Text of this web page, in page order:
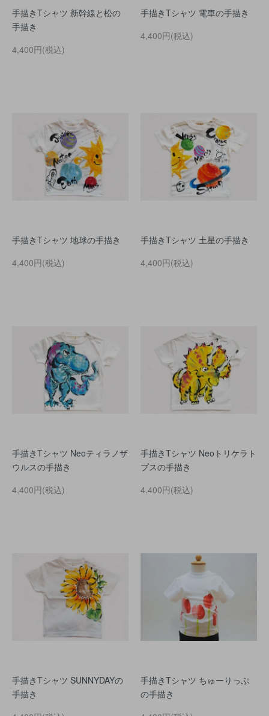
手描きTシャツ 新幹線と松の
手描き
4,400円(税込)
手描きTシャツ 電車の手描き
4,400円(税込)
手描きTシャツ 地球の手描き
4,400円(税込)
手描きTシャツ 土星の手描き
4,400円(税込)
手描きTシャツ Neoティラノザ
ウルスの手描き
4,400円(税込)
手描きTシャツ Neoトリケラト
プスの手描き
4,400円(税込)
手描きTシャツ SUNNYDAYの
手描き
手描きTシャツ ちゅーりっぷ
の手描き